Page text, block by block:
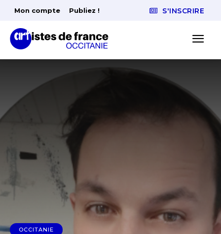
Mon compte Publiez ! S'INSCRIRE
OCCITANIE